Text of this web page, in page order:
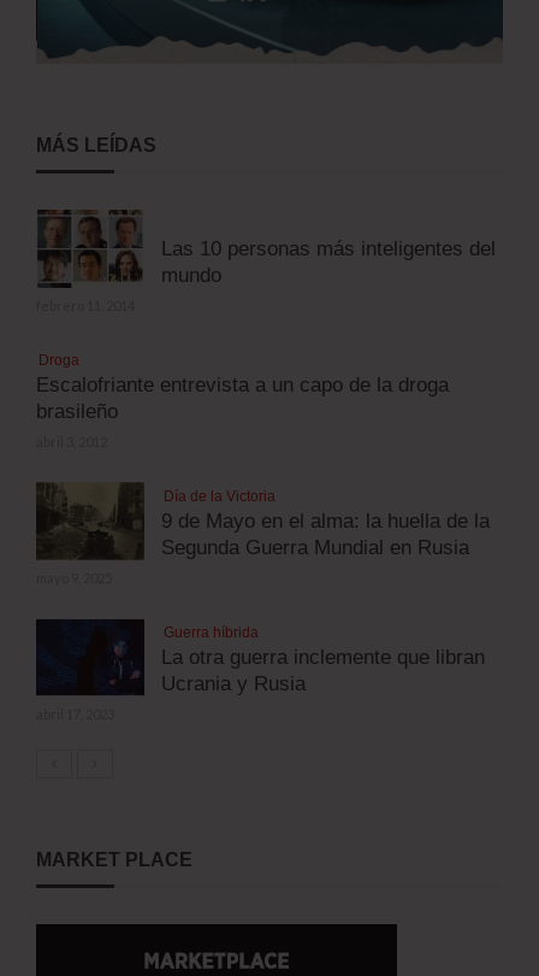
MÁS LEÍDAS
Las 10 personas más inteligentes del
mundo
Droga
Escalofriante entrevista a un capo de la droga
brasileño
Día de la Victoria
9 de Mayo en el alma: la huella de la
Segunda Guerra Mundial en Rusia
Guerra híbrida
La otra guerra inclemente que libran
Ucrania y Rusia
MARKET PLACE